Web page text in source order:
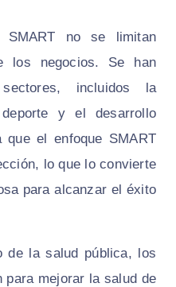
no se limitan
los negocios. Se han
incluidos la
y el desarrollo
el enfoque SMART
lo que lo convierte
para alcanzar el éxito
de la salud pública, los
para mejorar la salud de